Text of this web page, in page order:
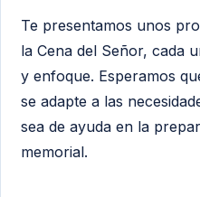
Te presentamos unos
la Cena del Señor, cada
y enfoque. Esperamos
se adapte a las
sea de ayuda en la
memorial.